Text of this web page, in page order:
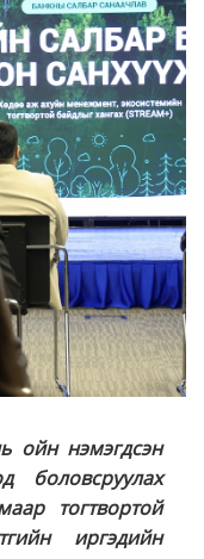
ойн нэмэгдсэн
боловсруулах
тогтвортой
иргэдийн